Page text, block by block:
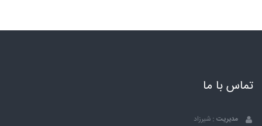
تماس با ما
مدیریت : شیرزاد